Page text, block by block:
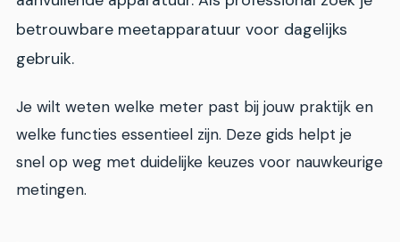
betrouwbare meetapparatuur voor dagelijks
gebruik.
Je wilt weten welke meter past bij jouw praktijk en
welke functies essentieel zijn. Deze gids helpt je
snel op weg met duidelijke keuzes voor nauwkeurige
metingen.